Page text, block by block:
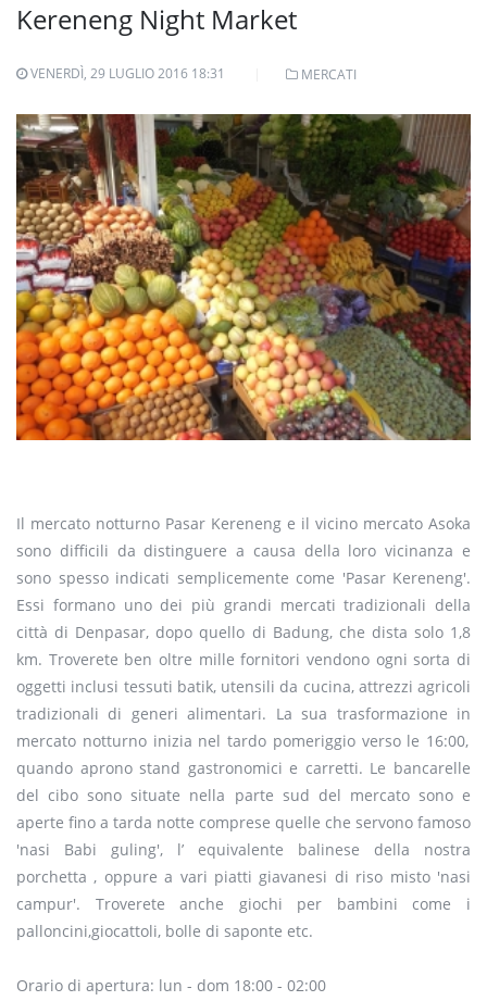
Kereneng Night Market
VENERDÌ, 29 LUGLIO 2016 18:31 MERCATI
Il mercato notturno Pasar Kereneng e il vicino mercato Asoka
sono difficili da distinguere a causa della loro vicinanza e
sono spesso indicati semplicemente come 'Pasar Kereneng'.
Essi formano uno dei più grandi mercati tradizionali della
città di Denpasar, dopo quello di Badung, che dista solo 1,8
km. Troverete ben oltre mille fornitori vendono ogni sorta di
oggetti inclusi tessuti batik, utensili da cucina, attrezzi agricoli
tradizionali di generi alimentari. La sua trasformazione in
mercato notturno inizia nel tardo pomeriggio verso le 16:00,
quando aprono stand gastronomici e carretti. Le bancarelle
del cibo sono situate nella parte sud del mercato sono e
aperte fino a tarda notte comprese quelle che servono famoso
'nasi Babi guling', l’ equivalente balinese della nostra
porchetta , oppure a vari piatti giavanesi di riso misto 'nasi
campur'. Troverete anche giochi per bambini come i
palloncini,giocattoli, bolle di saponte etc.
Orario di apertura: lun - dom 18:00 - 02:00